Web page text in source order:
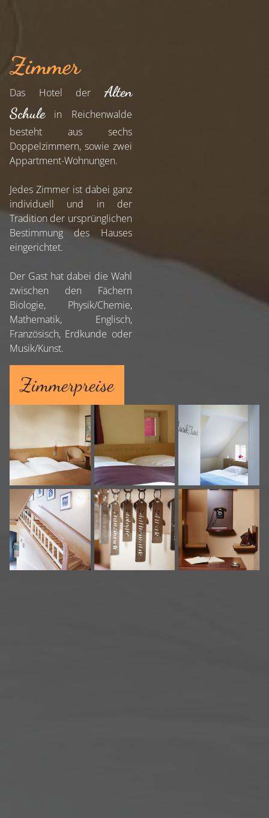
Zimmer
Das Hotel der Alten
Schulein Reichenwalde
besteht aus sechs
Doppelzimmern, sowie zwei
Appartment-Wohnungen.
Jedes Zimmer ist dabei ganz
individuell und in der
Tradition der ursprünglichen
Bestimmung des Hauses
eingerichtet.
Der Gast hat dabei die Wahl
zwischen den Fächern
Biologie, Physik/Chemie,
Mathematik, Englisch,
Französisch, Erdkunde oder
Musik/Kunst.
Zimmerpreise